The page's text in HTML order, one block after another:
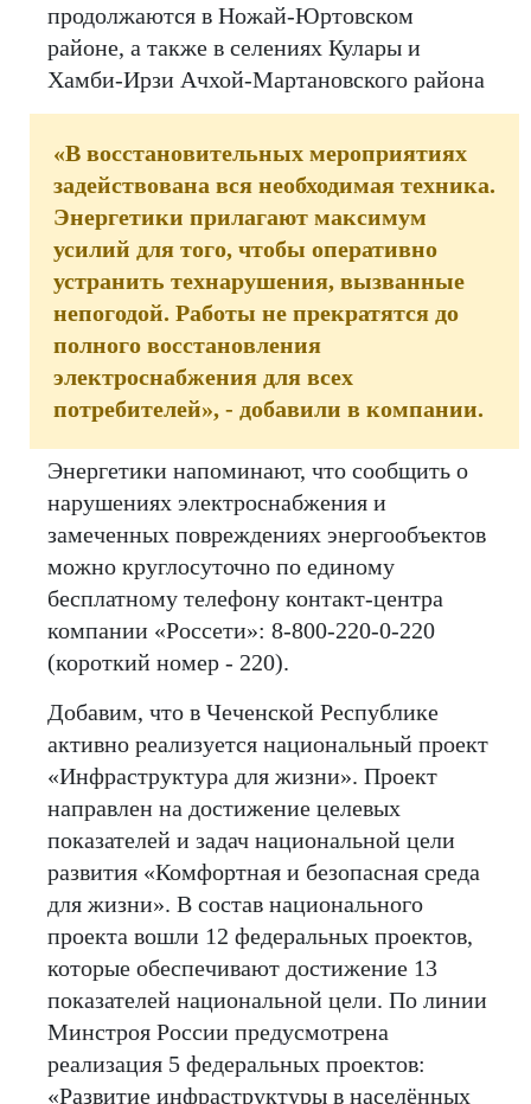
продолжаются в Ножай-Юртовском
районе, а также в селениях Кулары и
Хамби-Ирзи Ачхой-Мартановского района
«В восстановительных мероприятиях
задействована вся необходимая техника.
Энергетики прилагают максимум
усилий для того, чтобы оперативно
устранить технарушения, вызванные
непогодой. Работы не прекратятся до
полного восстановления
электроснабжения для всех
потребителей», - добавили в компании.
Энергетики напоминают, что сообщить о
нарушениях электроснабжения и
замеченных повреждениях энергообъектов
можно круглосуточно по единому
бесплатному телефону контакт-центра
компании «Россети»: 8-800-220-0-220
(короткий номер - 220).
Добавим, что в Чеченской Республике
активно реализуется национальный проект
«Инфраструктура для жизни». Проект
направлен на достижение целевых
показателей и задач национальной цели
развития «Комфортная и безопасная среда
для жизни». В состав национального
проекта вошли 12 федеральных проектов,
которые обеспечивают достижение 13
показателей национальной цели. По линии
Минстроя России предусмотрена
реализация 5 федеральных проектов:
«Развитие инфраструктуры в населённых